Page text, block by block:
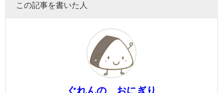
この記事を書いた人
ぐれんの おにぎり